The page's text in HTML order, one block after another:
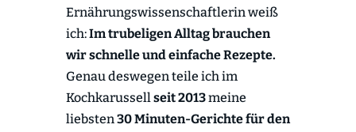
Ernährungswissenschaftlerin weiß
ich:Im trubeligen Alltag brauchen
wir schnelle und einfache Rezepte.
Genau deswegen teile ich im
Kochkarussellseit 2013meine
liebsten30 Minuten-Gerichte für den